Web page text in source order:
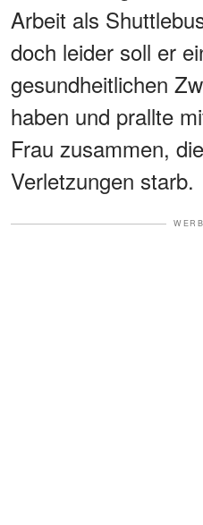
Arbeit als
doch leider soll er
gesundheitlichen
haben und prallte
Frau zusammen,
Verletzungen starb.